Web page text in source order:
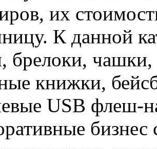
их
К данной
брелоки,
книжки,
USB флеш-
бизнес